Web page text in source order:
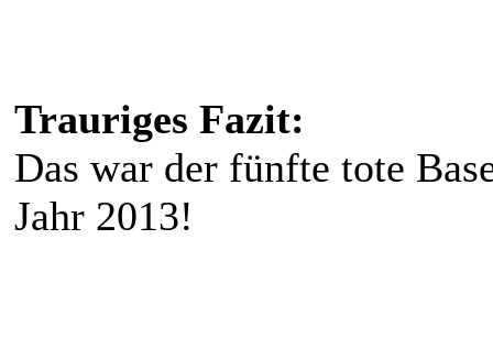
Trauriges Fazit:
Das war der fünfte tote
Jahr 2013!